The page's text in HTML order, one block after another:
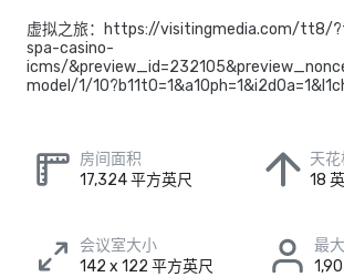
虚拟之旅：https://visitingmedia.com/tt8/
spa-casino-
icms/
model/1/
房间面积
17,324 平方英尺
天
18
会议室大小
142 x 122 平方英尺
最